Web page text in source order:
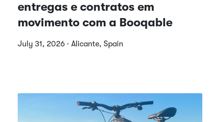
entregas e contratos em
movimento com a Booqable
July 31, 2026 · Alicante, Spain